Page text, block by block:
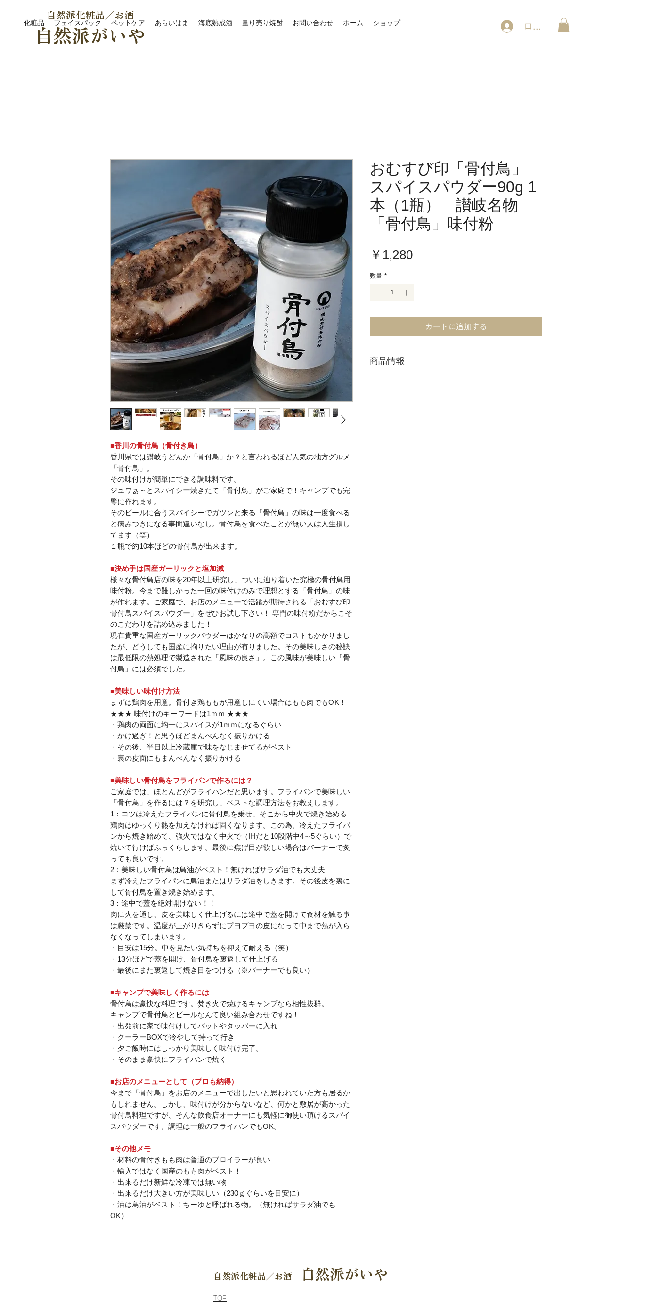
自然派化粧品／お酒
自然派がいや
化粧品 フェイスパック ペットケア あらいはま 海底熟成酒 量り売り焼酎 お問い合わせ ホーム ショップ ログイン
■香川の骨付鳥（骨付き鳥）
香川県では讃岐うどんか「骨付鳥」か？と言われるほど人気の地方グルメ
「骨付鳥」。
その味付けが簡単にできる調味料です。
ジュワぁ～とスパイシー焼きたて「骨付鳥」がご家庭で！キャンプでも完
璧に作れます。
そのビールに合うスパイシーでガツンと来る「骨付鳥」の味は一度食べる
と病みつきになる事間違いなし。骨付鳥を食べたことが無い人は人生損し
てます（笑）
１瓶で約10本ほどの骨付鳥が出来ます。
■決め手は国産ガーリックと塩加減
様々な骨付鳥店の味を20年以上研究し、ついに辿り着いた究極の骨付鳥用
味付粉。今まで難しかった一回の味付けのみで理想とする「骨付鳥」の味
が作れます。ご家庭で、お店のメニューで活躍が期待される「おむすび印
骨付鳥スパイスパウダー」をぜひお試し下さい！ 専門の味付粉だからこそ
のこだわりを詰め込みました！
現在貴重な国産ガーリックパウダーはかなりの高額でコストもかかりまし
たが、どうしても国産に拘りたい理由が有りました。その美味しさの秘訣
は最低限の熱処理で製造された「風味の良さ」。この風味が美味しい「骨
付鳥」には必須でした。
■美味しい味付け方法
まずは鶏肉を用意。骨付き鶏ももが用意しにくい場合はもも肉でもOK！
★★★ 味付けのキーワードは1ｍｍ ★★★
・鶏肉の両面に均一にスパイスが1ｍｍになるぐらい
・かけ過ぎ！と思うほどまんべんなく振りかける
・その後、半日以上冷蔵庫で味をなじませてるがベスト
・裏の皮面にもまんべんなく振りかける
■美味しい骨付鳥をフライパンで作るには？
ご家庭では、ほとんどがフライパンだと思います。フライパンで美味しい
「骨付鳥」を作るには？を研究し、ベストな調理方法をお教えします。
1：コツは冷えたフライパンに骨付鳥を乗せ、そこから中火で焼き始める
鶏肉はゆっくり熱を加えなければ固くなります。この為、冷えたフライパ
ンから焼き始めて、強火ではなく中火で（IHだと10段階中4～5ぐらい）で
焼いて行けばふっくらします。最後に焦げ目が欲しい場合はバーナーで炙
っても良いです。
2：美味しい骨付鳥は鳥油がベスト！無ければサラダ油でも大丈夫
まず冷えたフライパンに鳥油またはサラダ油をしきます。その後皮を裏に
して骨付鳥を置き焼き始めます。
3：途中で蓋を絶対開けない！！
肉に火を通し、皮を美味しく仕上げるには途中で蓋を開けて食材を触る事
は厳禁です。温度が上がりきらずにプヨプヨの皮になって中まで熱が入ら
なくなってしまいます。
・目安は15分。中を見たい気持ちを抑えて耐える（笑）
・13分ほどで蓋を開け、骨付鳥を裏返して仕上げる
・最後にまた裏返して焼き目をつける（※バーナーでも良い）
■キャンプで美味しく作るには
骨付鳥は豪快な料理です。焚き火で焼けるキャンプなら相性抜群。
キャンプで骨付鳥とビールなんて良い組み合わせですね！
・出発前に家で味付けしてバットやタッパーに入れ
・クーラーBOXで冷やして持って行き
・夕ご飯時にはしっかり美味しく味付け完了。
・そのまま豪快にフライパンで焼く
■お店のメニューとして（プロも納得）
今まで「骨付鳥」をお店のメニューで出したいと思われていた方も居るか
もしれません。しかし、味付けが分からないなど、何かと敷居が高かった
骨付鳥料理ですが、そんな飲食店オーナーにも気軽に御使い頂けるスパイ
スパウダーです。調理は一般のフライパンでもOK。
■その他メモ
・材料の骨付きもも肉は普通のブロイラーが良い
・輸入ではなく国産のもも肉がベスト！
・出来るだけ新鮮な冷凍では無い物
・出来るだけ大きい方が美味しい（230ｇぐらいを目安に）
・油は鳥油がベスト！ちーゆと呼ばれる物。（無ければサラダ油でも
OK）
おむすび印「骨付鳥」
スパイスパウダー90g 1
本（1瓶） 讃岐名物
「骨付鳥」味付粉
￥1,280価
数量 *
カートに追加する
商品情報
自然派化粧品／お酒 自然派がいや
​TOP